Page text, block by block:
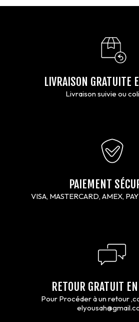
LIVRAISON GRATUITE
Livraison suivie ou
PAIEMENT
VISA, MASTERCARD, AMEX,
RETOUR GRATUIT
Pour Procéder à un retour